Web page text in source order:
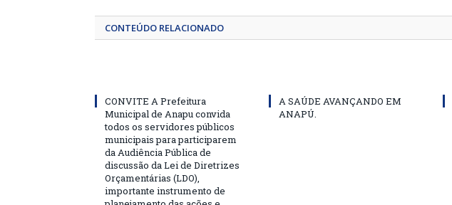
CONTEÚDO RELACIONADO
CONVITE A Prefeitura
Municipal de Anapu convida
todos os servidores públicos
municipais para participarem
da Audiência Pública de
discussão da Lei de Diretrizes
Orçamentárias (LDO),
importante instrumento de
A SAÚDE AVANÇANDO EM
ANAPÚ.